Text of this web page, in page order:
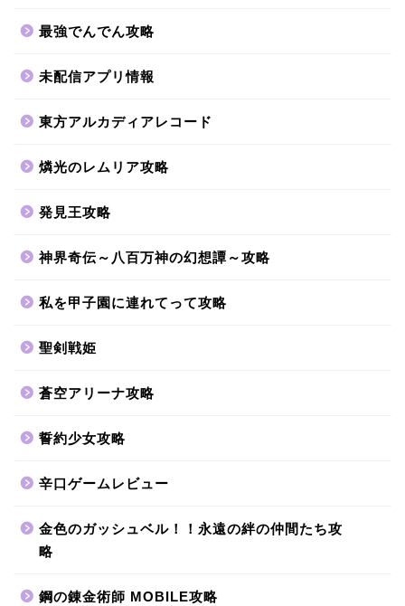
最強でんでん攻略
未配信アプリ情報
東方アルカディアレコード
燐光のレムリア攻略
発見王攻略
神界奇伝～八百万神の幻想譚～攻略
私を甲子園に連れてって攻略
聖剣戦姫
蒼空アリーナ攻略
誓約少女攻略
辛口ゲームレビュー
金色のガッシュベル！！永遠の絆の仲間たち攻
略
鋼の錬金術師 MOBILE攻略